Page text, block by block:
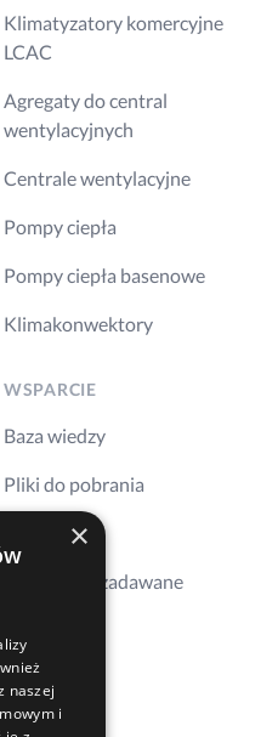
Klimatyzatory komercyjne
LCAC
Agregaty do central
wentylacyjnych
Centrale wentylacyjne
Pompy ciepła
Pompy ciepła basenowe
Klimakonwektory
WSPARCIE
Baza wiedzy
Pliki do pobrania
Szkolenia
Najczęściej zadawane
Kontakt
Gdzie kupić
×
naszej
i